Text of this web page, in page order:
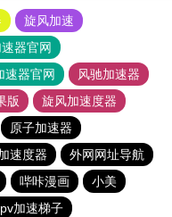
旋风加速
器官网
速器官网
风驰加速器
版
旋风加速度器
原子加速器
速度器
外网网址导航
哔咔漫画
小美
加速梯子